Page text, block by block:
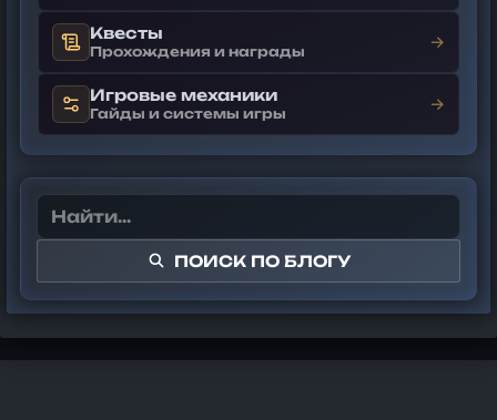
Квесты
Прохождения и награды →
Игровые механики
Гайды и системы игры →
ПОИСК ПО БЛОГУ